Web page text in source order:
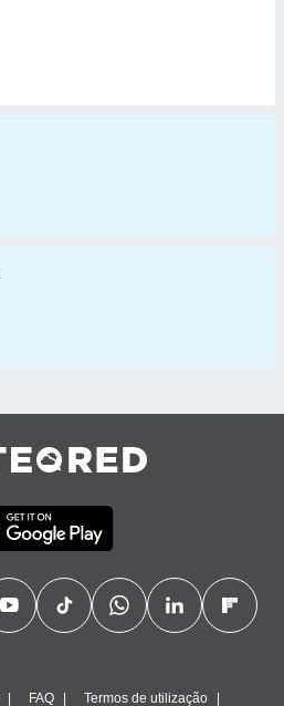
FAQ Termos de utilização